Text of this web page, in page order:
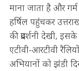
माना जाता है और
हर्षिल पहुंचकर
की प्रदर्शनी देखी,
एटीवी-आरटीवी
अभियानों को झंडी